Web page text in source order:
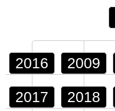
2016 2009
2017 2018